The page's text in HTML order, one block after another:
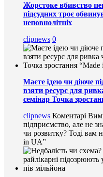
Жорстоке вбивство
підсудних троє
неповнолітніх
clipnews 0
Маєте ідею чи діюче
взяти ресурс для
семінар Точка
clipnews Коментарі
підприємство, але не
чи розвитку? Тоді вам
in UA”